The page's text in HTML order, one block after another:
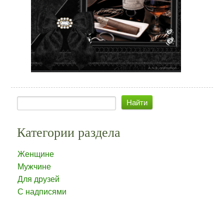
Категории раздела
Женщине
Мужчине
Для друзей
С надписями